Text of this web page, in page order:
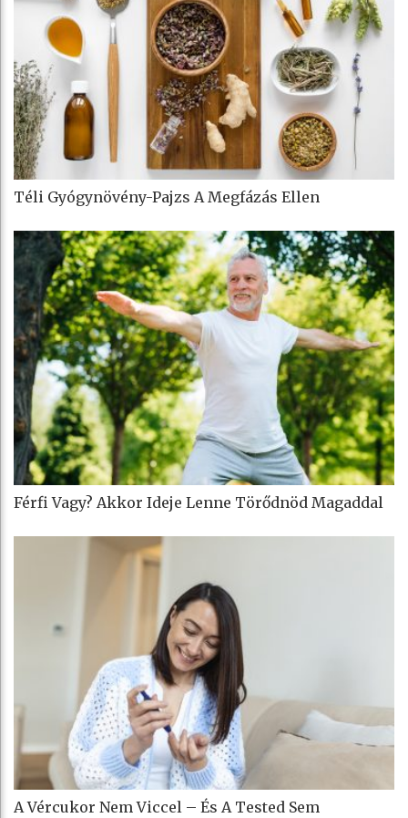
Téli Gyógynövény-Pajzs A Megfázás Ellen
Férfi Vagy? Akkor Ideje Lenne Törődnöd Magaddal
A Vércukor Nem Viccel – És A Tested Sem